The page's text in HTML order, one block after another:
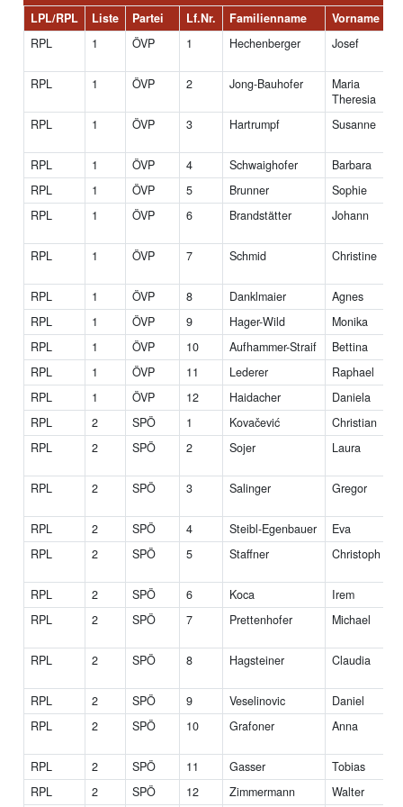
LPL/RPL Liste Partei Lf.Nr. Familienname
Vorname
RPL
1 ÖVP 1 Hechenberger Josef
RPL 1 ÖVP 2 Jong-Bauhofer
Maria
Theresia
RPL
1 ÖVP 3 Hartrumpf Susanne
RPL 1 ÖVP 4 Schwaighofer
Barbara
RPL
1 ÖVP 5 Brunner
Sophie
RPL
1 ÖVP 6 Brandstätter Johann
RPL 1 ÖVP 7 Schmid Christine
RPL 1 ÖVP 8 Danklmaier
Agnes
RPL
1 ÖVP 9 Hager-Wild
Monika
RPL
1 ÖVP 10 Aufhammer-Straif
Bettina
RPL
1 ÖVP 11 Lederer
Raphael
RPL
1 ÖVP 12 Haidacher
Daniela
RPL
2 SPÖ 1 Kovačević
Christian
RPL
2 SPÖ 2 Sojer Laura
RPL 2 SPÖ 3 Salinger Gregor
RPL 2 SPÖ 4 Steibl-Egenbauer
Eva
RPL
2 SPÖ 5 Staffner Christoph
RPL 2 SPÖ 6 Koca
Irem
RPL
2 SPÖ 7 Prettenhofer Michael
RPL 2 SPÖ 8 Hagsteiner Claudia
RPL 2 SPÖ 9 Veselinovic
Daniel
RPL
2 SPÖ 10 Grafoner Anna
RPL 2 SPÖ 11 Gasser
Tobias
RPL
2 SPÖ 12 Zimmermann
Walter